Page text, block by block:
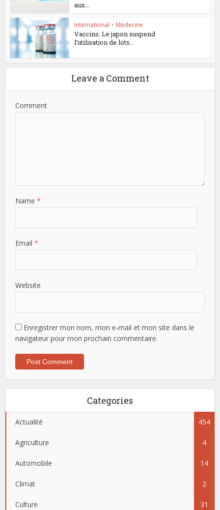
aux...
International • Medecine
Vaccins: Le japon suspend
l’utilisation de lots...
Leave a Comment
Comment
Name *
Email *
Website
Enregistrer mon nom, mon e-mail et mon site dans le
navigateur pour mon prochain commentaire.
Categories
Actualité 454
Agriculture 4
Automobile 14
Climat 2
Culture 31